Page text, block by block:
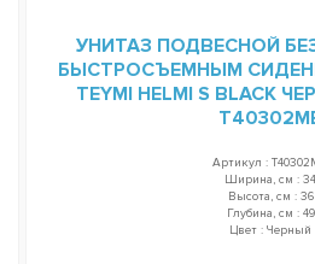
УНИТАЗ ПОДВЕСНОЙ
БЫСТРОСЪЕМНЫМ
TEYMI HELMI S BLACK
Артикул :
Ширина, см : 34
Высота, см : 36
Глубина, см : 49
Цвет : Черный